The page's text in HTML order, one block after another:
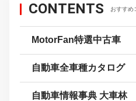
CONTENTS おすすめ
MotorFan特選中古車
自動車全車種カタログ
自動車情報事典 大車林